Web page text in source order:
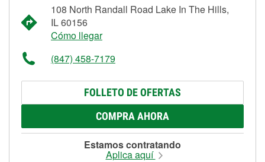
108 North Randall Road Lake In The Hills,
IL 60156
Cómo llegar
(847) 458-7179
FOLLETO DE OFERTAS
COMPRA AHORA
Estamos contratando
Aplica aquí